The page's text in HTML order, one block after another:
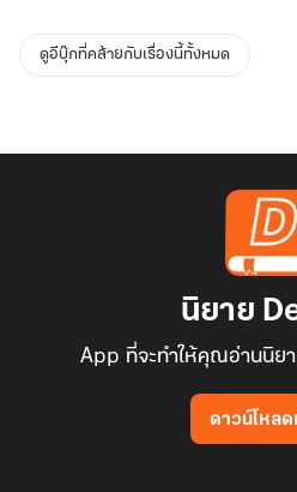
ดูอีบุ๊กที่คล้ายกับเรื่องนี้ทั้งหมด
นิยาย
App ที่จะทำให้คุณอ่านนิย
ดาวน์โหล